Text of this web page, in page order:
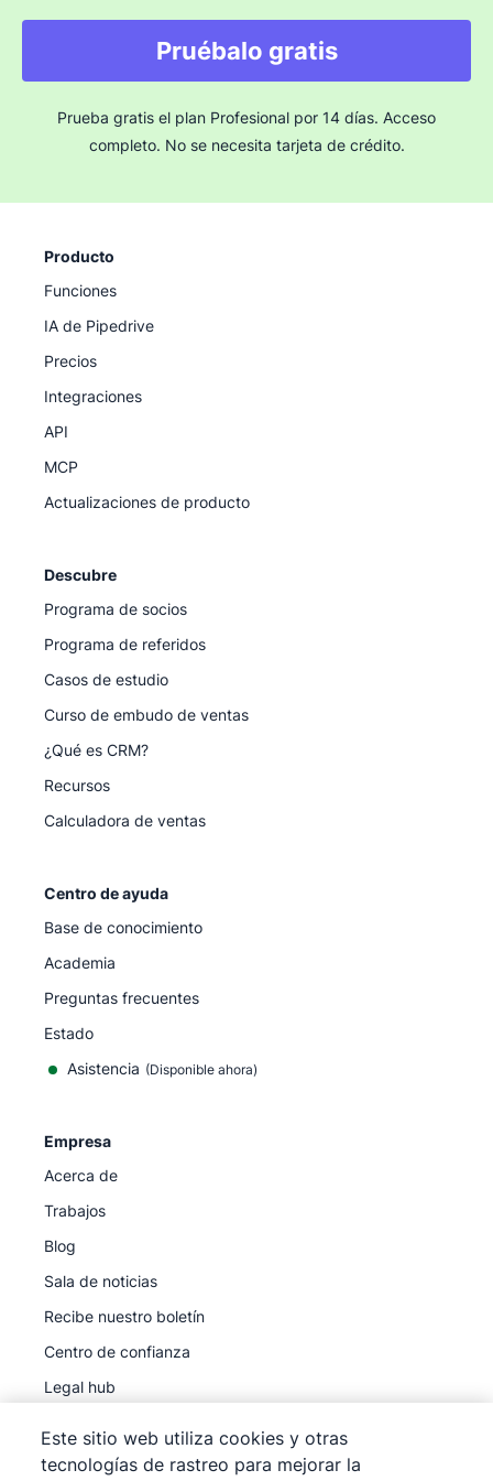
tarifas de onboarding por la configuración
técnica, Pipedrive se enfoca en una interfaz
limpia y una alta adopción para poner en marcha
Pruébalo gratis
Prueba gratis el plan Profesional por 14 días. Acceso
completo. No se necesita tarjeta de crédito.
Producto
Funciones
IA de Pipedrive
Precios
Integraciones
API
MCP
Actualizaciones de producto
Descubre
Programa de socios
Programa de referidos
Casos de estudio
Curso de embudo de ventas
¿Qué es CRM?
Recursos
Calculadora de ventas
Centro de ayuda
Base de conocimiento
Academia
Preguntas frecuentes
Estado
Asistencia (Disponible ahora)
Empresa
Acerca de
Trabajos
Blog
Sala de noticias
Recibe nuestro boletín
Centro de confianza
Legal hub
Este sitio web utiliza cookies y otras
tecnologías de rastreo para mejorar la